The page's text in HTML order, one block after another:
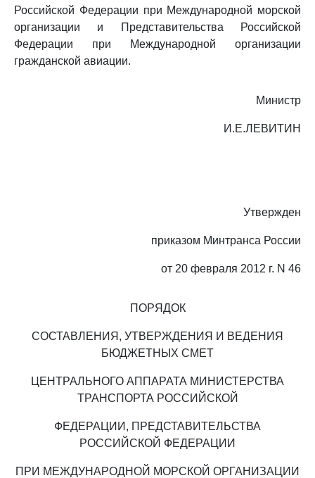
Российской Федерации при Международной морской
организации и Представительства Российской
Федерации при Международной организации
гражданской авиации.
Министр
И.Е.ЛЕВИТИН
Утвержден
приказом Минтранса России
от 20 февраля 2012 г. N 46
ПОРЯДОК
СОСТАВЛЕНИЯ, УТВЕРЖДЕНИЯ И ВЕДЕНИЯ
БЮДЖЕТНЫХ СМЕТ
ЦЕНТРАЛЬНОГО АППАРАТА МИНИСТЕРСТВА
ТРАНСПОРТА РОССИЙСКОЙ
ФЕДЕРАЦИИ, ПРЕДСТАВИТЕЛЬСТВА
РОССИЙСКОЙ ФЕДЕРАЦИИ
ПРИ МЕЖДУНАРОДНОЙ МОРСКОЙ ОРГАНИЗАЦИИ